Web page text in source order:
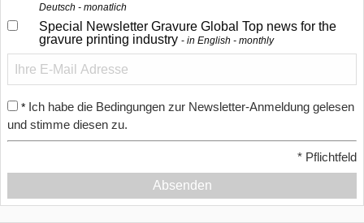
Deutsch - monatlich
Special Newsletter Gravure Global Top news for the
gravure printing industry
in English - monthly
* Ich habe die Bedingungen zur Newsletter-Anmeldung gelesen
und stimme diesen zu.
* Pflichtfeld
Absenden